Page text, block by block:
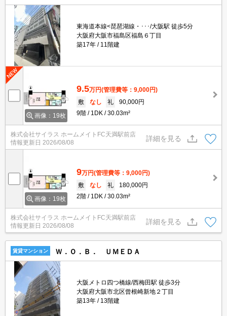
東海道本線<琵琶湖線・･･･/大阪駅 徒歩5分
大阪府大阪市福島区福島６丁目
築17年
11階建
画像：19枚
9.5万円(管理費等：9,000円)
敷
なし 礼
90,000円
9階
1DK 30.03m²
株式会社サイラス ホームメイトFC天満駅前店
情報更新日 2026/08/08
詳細を見る
画像：19枚
9万円(管理費等：9,000円)
敷
なし 礼
180,000円
2階
1DK 30.03m²
株式会社サイラス ホームメイトFC天満駅前店
情報更新日 2026/08/08
詳細を見る
賃貸マンション Ｗ．Ｏ．Ｂ． ＵＭＥＤＡ
大阪メトロ四つ橋線/西梅田駅 徒歩3分
大阪府大阪市北区曾根崎新地２丁目
築13年
13階建